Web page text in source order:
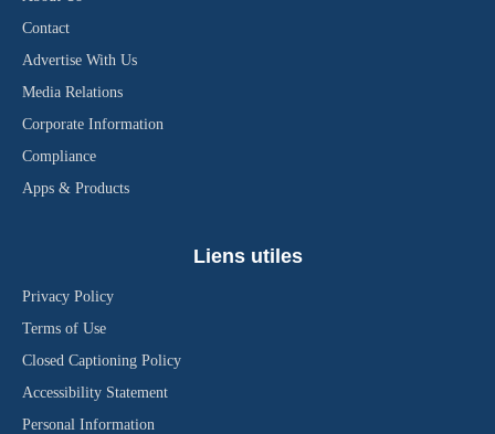
Contact
Advertise With Us
Media Relations
Corporate Information
Compliance
Apps & Products
Liens utiles
Privacy Policy
Terms of Use
Closed Captioning Policy
Accessibility Statement
Personal Information